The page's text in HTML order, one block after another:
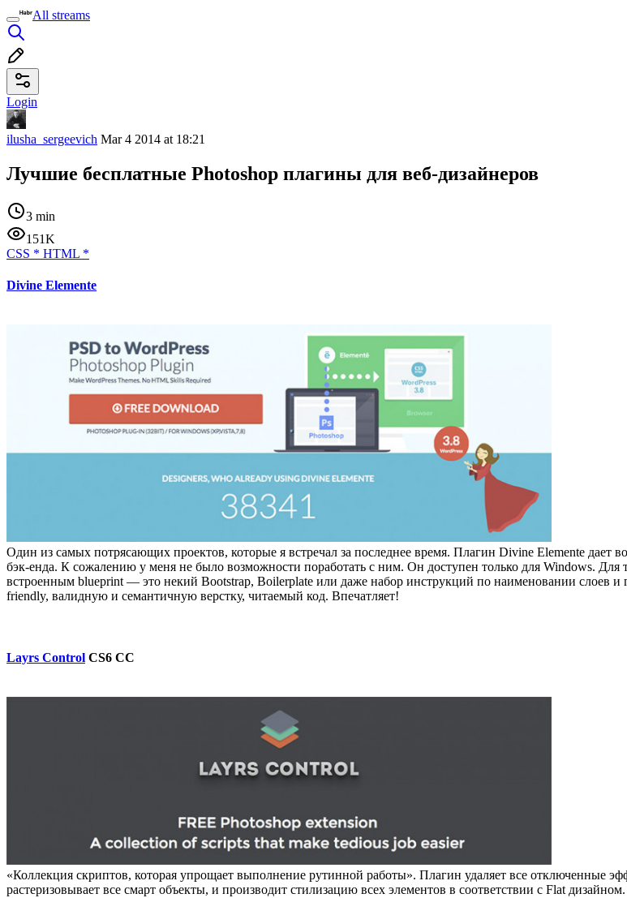
All streams
Login
ilusha_sergeevich Mar 4 2014 at 18:21
Лучшие бесплатные Photoshop плагины для веб-дизайнеров
3 min
151K
CSS * HTML *
Divine Elemente
Один из самых потрясающих проектов, которые я встречал за последнее время. Плагин Divine Elemente дает
бэк-енда. К сожалению у меня не было возможности поработать с ним. Он доступен только для Windows. Для
встроенным blueprint — это некий Bootstrap, Boilerplate или даже набор инструкций по наименовании слоев
friendly, валидную и семантичную верстку, читаемый код. Впечатляет!
Layrs Control CS6 CC
«Коллекция скриптов, которая упрощает выполнение рутинной работы». Плагин удаляет все отключенные
растеризовывает все смарт объекты, и производит стилизацию всех элементов в соответствии с Flat